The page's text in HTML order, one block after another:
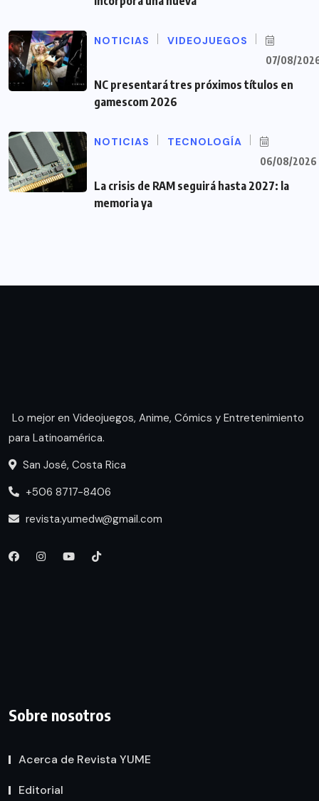
NOTICIAS VIDEOJUEGOS
07/08/
NC presentará tres próximos títulos en
gamescom 2026
NOTICIAS TECNOLOGÍA
06/08/2026
La crisis de RAM seguirá hasta 2027: la
memoria ya
Lo mejor en Videojuegos, Anime, Cómics y Entretenimiento
para Latinoamérica.
San José, Costa Rica
+506 8717-8406
revista.yumedw@gmail.com
Sobre nosotros
Acerca de Revista YUME
Editorial